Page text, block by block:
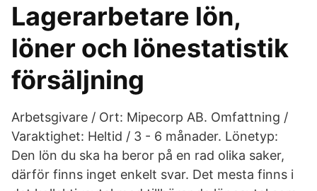
Lagerarbetare lön,
löner och lönestatistik
försäljning
Arbetsgivare / Ort: Mipecorp AB. Omfattning /
Varaktighet: Heltid / 3 - 6 månader. Lönetyp:
Den lön du ska ha beror på en rad olika saker,
därför finns inget enkelt svar. Det mesta finns i